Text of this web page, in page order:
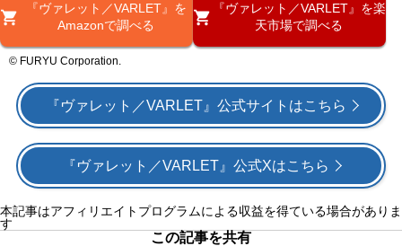
『ヴァレット／VARLET』を
Amazonで調べる
『ヴァレット／VARLET』を楽
天市場で調べる
© FURYU Corporation.
『ヴァレット／VARLET』公式サイトはこちら
『ヴァレット／VARLET』公式Xはこちら
本記事はアフィリエイトプログラムによる収益を得ている場合がありま
す
この記事を共有